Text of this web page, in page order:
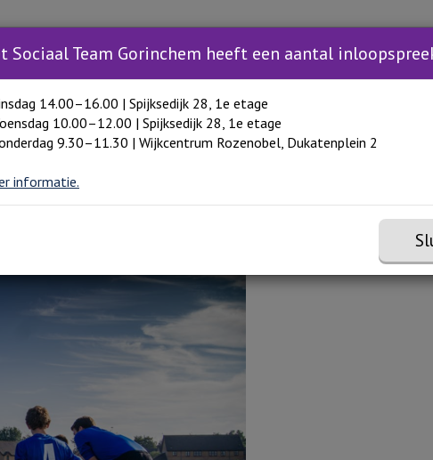
Toon meer menu
Zoeken
Zoeken
Sociaal Team Gorinchem heeft een aantal
14.00–16.00 | Spijksedijk 28, 1e etage
10.00–12.00 | Spijksedijk 28, 1e etage
9.30–11.30 | Wijkcentrum Rozenobel, Dukatenplein 2
informatie.